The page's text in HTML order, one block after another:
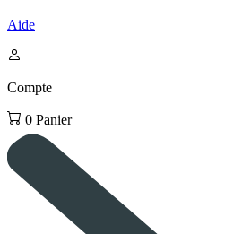
Aide
Compte
0 Panier